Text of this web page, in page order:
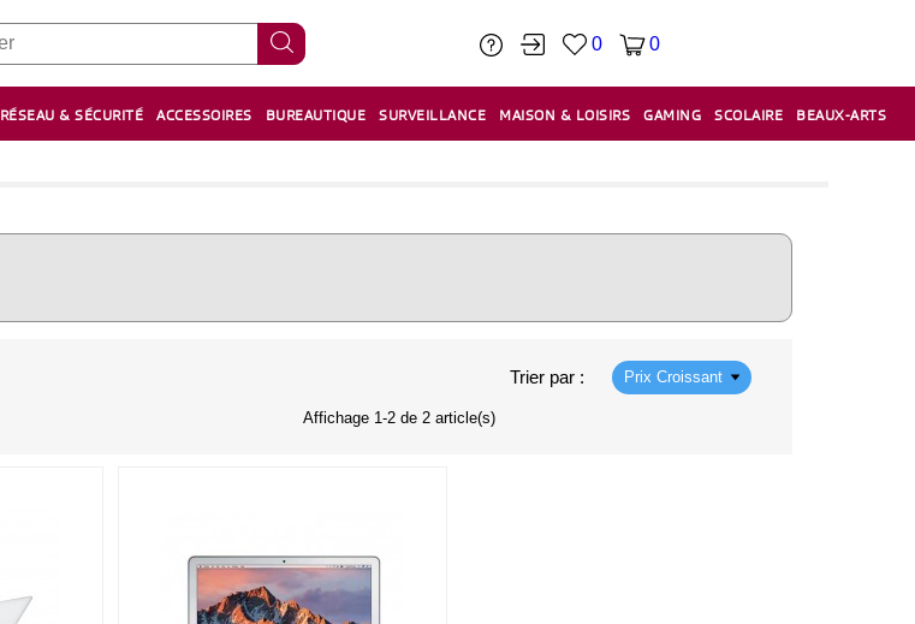
0 0
RÉSEAU & SÉCURITÉ ACCESSOIRES BUREAUTIQUE SURVEILLANCE MAISON & LOISIRS GAMING SCOLAIRE BEAUX-ARTS
Trier par : Prix Croissant
Affichage 1-2 de 2 article(s)